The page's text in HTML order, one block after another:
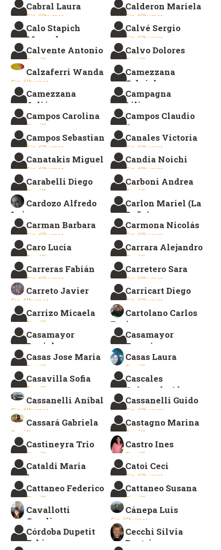
Cabral Laura
Sin álbumes.
Calderon Mariela
Sin álbumes.
Calo Stapich
Mercedes
Sin álbumes.
Calvé Sergio
Sin álbumes.
Calvente Antonio
Sin álbumes.
Calvo Dolores
Sin álbumes.
Calzaferri Wanda
Sin álbumes.
Camezzana
Gabriel
Sin álbumes.
Camezzana
Julián
Sin álbumes.
Campagna
Liliana
Sin álbumes.
Campos Carolina
Sin álbumes.
Campos Claudio
Omar
Sin álbumes.
Campos Sebastian
Sin álbumes.
Canales Victoria
Sin álbumes.
Canatakis Miguel
Sin álbumes.
Candia Noichi
Sin álbumes.
Carabelli Diego
Sin álbumes.
Carboni Andrea
Sin álbumes.
Cardozo Alfredo
Luis
Sin álbumes.
Carlon Mariel (La
Doña)
Sin álbumes.
Carman Barbara
Sin álbumes.
Carmona Nicolás
Sin álbumes.
Caro Lucia
Sin álbumes.
Carrara Alejandro
Sin álbumes.
Carreras Fabián
Sin álbumes.
Carretero Sara
Sin álbumes.
Carreto Javier
Sin álbumes.
Carricart Diego
Sin álbumes.
Carrizo Micaela
Sin álbumes.
Cartolano Carlos
Enrique
Sin álbumes.
Casamayor
Daniel
Sin álbumes.
Casamayor
Francisco
Sin álbumes.
Casas Jose Maria
Sin álbumes.
Casas Laura
Sin álbumes.
Casavilla Sofia
Sin álbumes.
Cascales
Guiscardo Alma
Sin álbumes.
Cassanelli Anibal
Sin álbumes.
Cassanelli Guido
Sin álbumes.
Cassará Gabriela
Sin álbumes.
Castagno Marina
Sin álbumes.
Castineyra Trio
Sin álbumes.
Castro Ines
Sin álbumes.
Cataldi Maria
Lara
Sin álbumes.
Catoi Ceci
Sin álbumes.
Cattaneo Federico
Sin álbumes.
Cattaneo Susana
Sin álbumes.
Cavallotti
Carolina
Sin álbumes.
Cánepa Luis
Sin álbumes.
Córdoba Dupetit
Fabian
Cecchi Silvia
Beatriz